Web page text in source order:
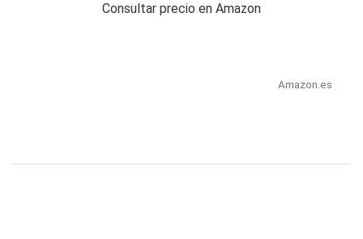
Consultar precio en Amazon
Amazon.es